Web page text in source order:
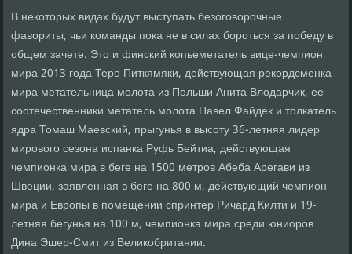
В некоторых видах будут выступать безоговорочные
фавориты, чьи команды пока не в силах бороться за победу в
общем зачете. Это и финский копьеметатель вице-чемпион
мира 2013 года Теро Питкямяки, действующая рекордсменка
мира метательница молота из Польши Анита Влодарчик, ее
соотечественники метатель молота Павел Файдек и толкатель
ядра Томаш Маевский, прыгунья в высоту 36-летняя лидер
мирового сезона испанка Руфь Бейтиа, действующая
чемпионка мира в беге на 1500 метров Абеба Арегави из
Швеции, заявленная в беге на 800 м, действующий чемпион
мира и Европы в помещении спринтер Ричард Килти и 19-
летняя бегунья на 100 м, чемпионка мира среди юниоров
Дина Эшер-Смит из Великобритании.